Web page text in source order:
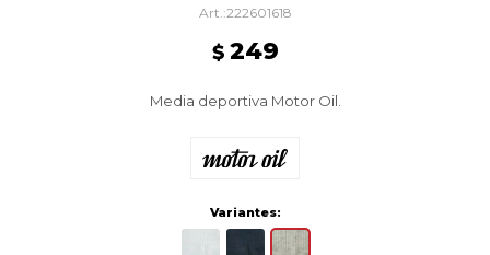
222601618
$ 249
Media deportiva Motor Oil.
Variantes: